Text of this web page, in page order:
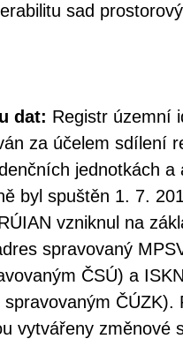
sad
dat: Registr územní
za účelem sdílení
jednotkách
byl spuštěn 1. 7.
vzniknul na
spravovaný
ČSÚ) a
ČÚZK).
vytvářeny změnové